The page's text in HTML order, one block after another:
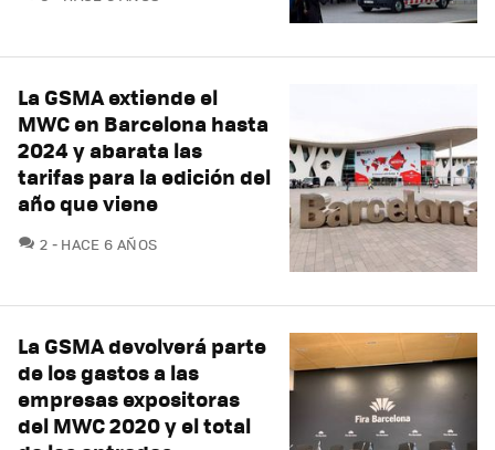
La GSMA extiende el
MWC en Barcelona hasta
2024 y abarata las
tarifas para la edición del
año que viene
2 COMENTARIOS
HACE 6 AÑOS
La GSMA devolverá parte
de los gastos a las
empresas expositoras
del MWC 2020 y el total